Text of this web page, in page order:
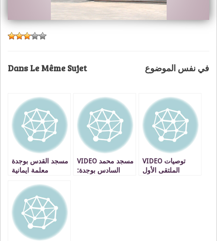
Dans Le Même Sujet في نفس الموضوع
مسجد القدس بوجدة
معلمة ايمانية
VIDEO
VIDEO مسجد محمد
السادس بوجدة:
VIDEO توصيات
الملتقى الأول